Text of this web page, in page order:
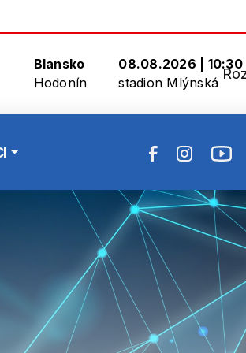
Blansko
Hodonín
08.08.2026 | 10:30
stadion Mlýnská